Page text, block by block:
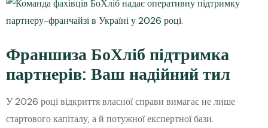
Франшиза БоХліб підтримка
партнерів: Ваш надійний тил
У 2026 році відкриття власної справи вимагає не лише
стартового капіталу, а й потужної експертної бази.